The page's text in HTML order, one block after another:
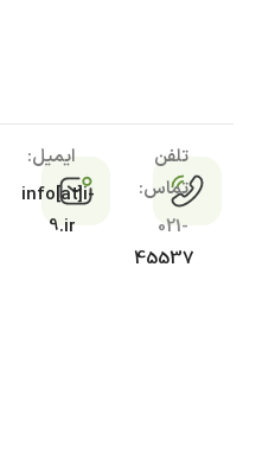
تلفن
تماس:
021-
45537
ایمیل:
info[at]i-
9.ir